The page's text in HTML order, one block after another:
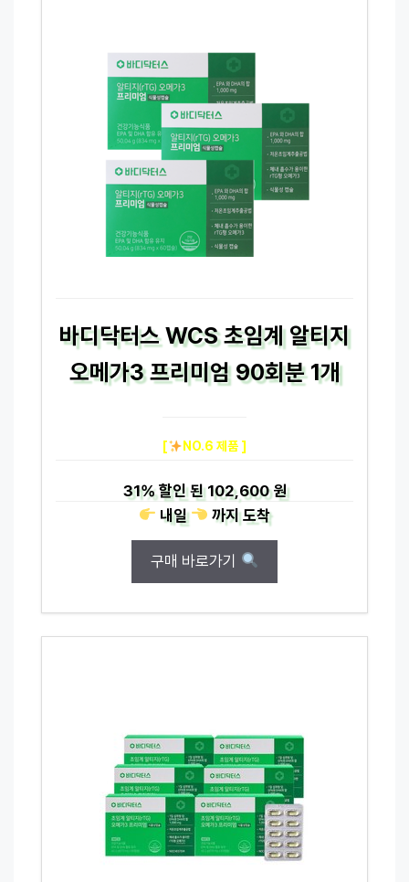
바디닥터스 WCS 초임계 알티지
오메가3 프리미엄 90회분 1개
[ NO.6 제품 ]
31%할인 된102,600 원
내일
까지도착
구매 바로가기